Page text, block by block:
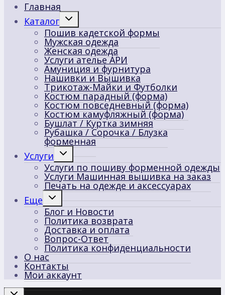
Главная
Каталог
Переключить
меню
Пошив кадетской формы
Мужская одежда
Женская одежда
Услуги ателье АРИ
Амуниция и фурнитура
Нашивки и Вышивка
Трикотаж-Майки и Футболки
Костюм парадный (форма)
Костюм повседневный (форма)
Костюм камуфляжный (форма)
Бушлат / Куртка зимняя
Рубашка / Сорочка / Блузка
форменная
Услуги
Переключить
дочернее
меню
Услуги по пошиву форменной одежды
Услуги Машинная вышивка на заказ
Печать на одежде и аксессуарах
Еще
Переключить
дочернее
меню
Блог и Новости
Политика возврата
Доставка и оплата
Вопрос-Ответ
Политика конфиденциальности
О нас
Контакты
Мои аккаунт